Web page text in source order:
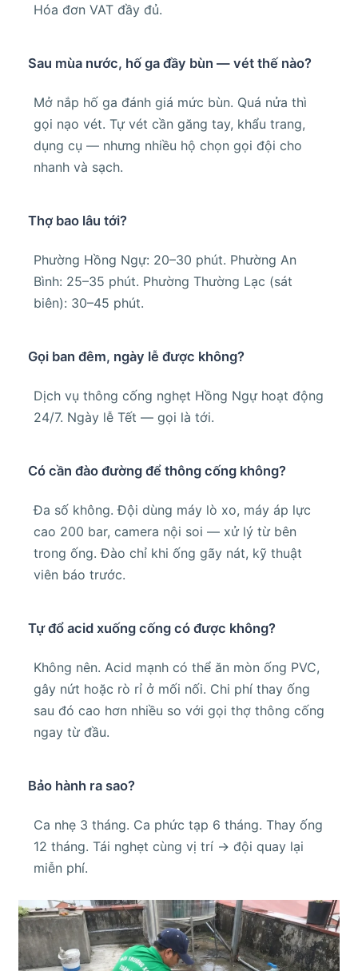
Hóa đơn VAT đầy đủ.
Sau mùa nước, hố ga đầy bùn — vét thế nào?
Mở nắp hố ga đánh giá mức bùn. Quá nửa thì
gọi nạo vét. Tự vét cần găng tay, khẩu trang,
dụng cụ — nhưng nhiều hộ chọn gọi đội cho
nhanh và sạch.
Thợ bao lâu tới?
Phường Hồng Ngự: 20–30 phút. Phường An
Bình: 25–35 phút. Phường Thường Lạc (sát
biên): 30–45 phút.
Gọi ban đêm, ngày lễ được không?
Dịch vụ thông cống nghẹt Hồng Ngự hoạt động
24/7. Ngày lễ Tết — gọi là tới.
Có cần đào đường để thông cống không?
Đa số không. Đội dùng máy lò xo, máy áp lực
cao 200 bar, camera nội soi — xử lý từ bên
trong ống. Đào chỉ khi ống gãy nát, kỹ thuật
viên báo trước.
Tự đổ acid xuống cống có được không?
Không nên. Acid mạnh có thể ăn mòn ống PVC,
gây nứt hoặc rò rỉ ở mối nối. Chi phí thay ống
sau đó cao hơn nhiều so với gọi thợ thông cống
ngay từ đầu.
Bảo hành ra sao?
Ca nhẹ 3 tháng. Ca phức tạp 6 tháng. Thay ống
12 tháng. Tái nghẹt cùng vị trí → đội quay lại
miễn phí.